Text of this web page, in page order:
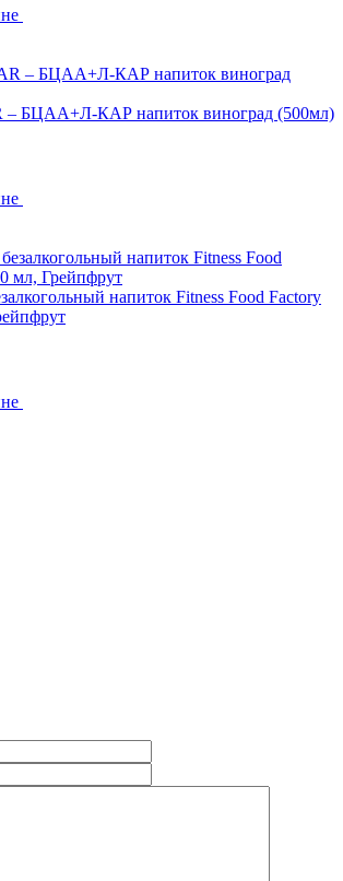
БЦАА+Л-КАР напиток виноград (500мл)
напиток Fitness Food Factory